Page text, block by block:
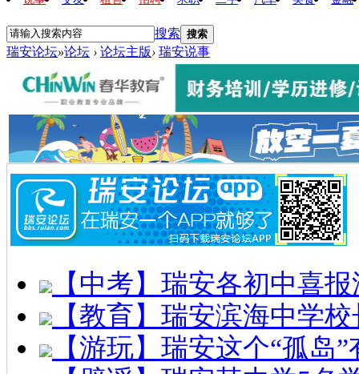
搜索 搜索
瑞安论坛»论坛 › 论坛主版› 瑞安说事
【中考】瑞安各初中喜
【教育】瑞安滨海中学
【游玩】瑞安这个“孤岛